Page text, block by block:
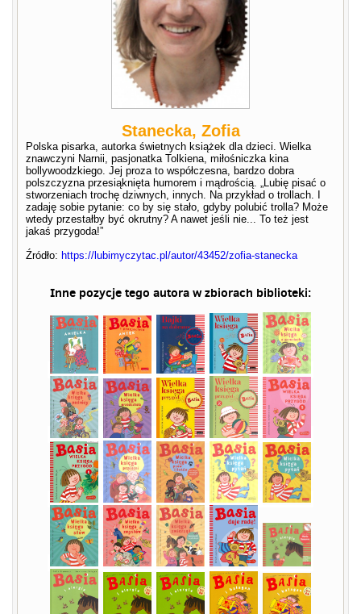
Stanecka, Zofia
Polska pisarka, autorka świetnych książek dla dzieci. Wielka
znawczyni Narnii, pasjonatka Tolkiena, miłośniczka kina
bollywoodzkiego. Jej proza to współczesna, bardzo dobra
polszczyzna przesiąknięta humorem i mądrością. „Lubię pisać o
stworzeniach trochę dziwnych, innych. Na przykład o trollach. I
zadaję sobie pytanie: co by się stało, gdyby polubić trolla? Może
wtedy przestałby być okrutny? A nawet jeśli nie... To też jest
jakaś przygoda!”
Źródło: https://lubimyczytac.pl/autor/43452/zofia-stanecka
Inne pozycje tego autora w zbiorach biblioteki: